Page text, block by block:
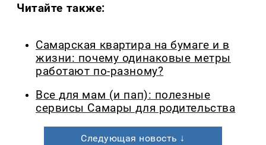
Читайте также:
Самарская квартира на бумаге и в
жизни: почему одинаковые метры
работают по-разному?
Все для мам (и пап): полезные
сервисы Самары для родительства
Следующая новость ↓